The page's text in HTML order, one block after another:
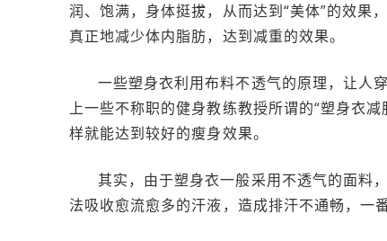
润、饱满，身体挺拔，从而达到“美体”的效果
真正地减少体内脂肪，达到减重的效果。
一些塑身衣利用布料不透气的原理，让人
上一些不称职的健身教练教授所谓的“塑身衣
样就能达到较好的瘦身效果。
其实，由于塑身衣一般采用不透气的面料
法吸收愈流愈多的汗液，造成排汗不通畅，一